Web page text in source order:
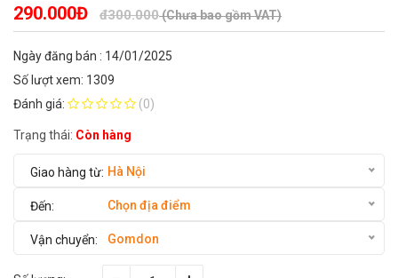
290.000Đ đ300.000(Chưa bao gồm VAT)
Ngày đăng bán : 14/01/2025
Số lượt xem: 1309
Đánh giá:
(0)
Trạng thái: Còn hàng
Hà Nội
Chọn địa điểm
Gomdon